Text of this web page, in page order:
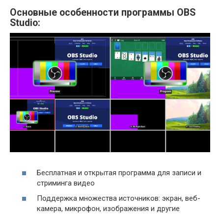
Основные особенности программы OBS
Studio:
Бесплатная и открытая программа для записи и
стриминга видео
Поддержка множества источников: экран, веб-
камера, микрофон, изображения и другие